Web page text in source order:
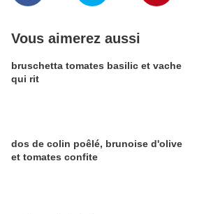
Vous aimerez aussi
bruschetta tomates basilic et vache
qui rit
dos de colin poêlé, brunoise d'olive
et tomates confite